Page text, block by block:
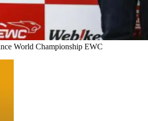
World Championship EWC